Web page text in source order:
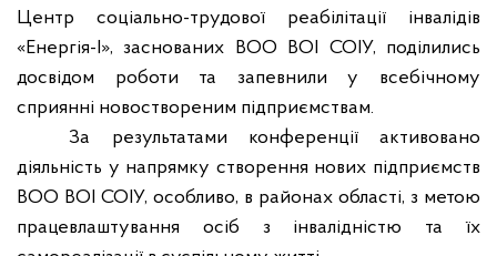
Центр соціально-трудової реабілітації інвалідів
«Енергія-І», заснованих ВОО ВОІ СОІУ, поділились
досвідом роботи та запевнили у всебічному
сприянні новоствореним підприємствам.
За результатами конференції активовано
діяльність у напрямку створення нових підприємств
ВОО ВОІ СОІУ, особливо, в районах області, з метою
працевлаштування осіб з інвалідністю та їх